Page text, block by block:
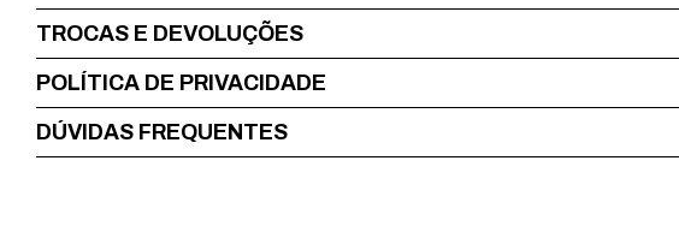
TROCAS E DEVOLUÇÕES
POLÍTICA DE PRIVACIDADE
DÚVIDAS FREQUENTES